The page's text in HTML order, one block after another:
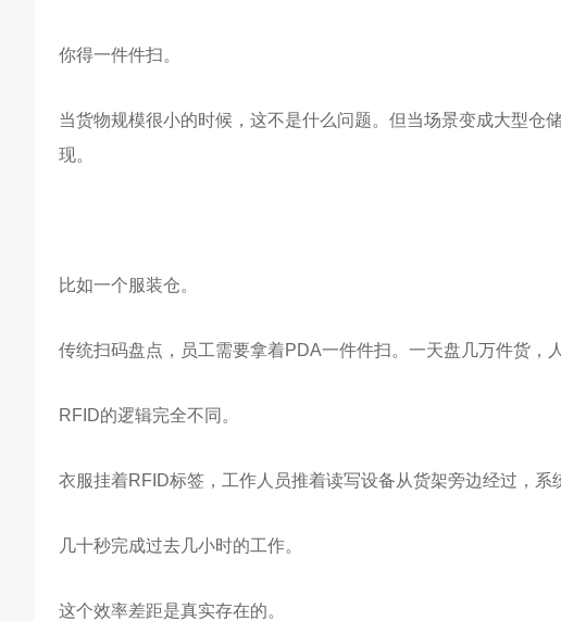
你得一件件扫。
当货物规模很小的时候，这不是什么问题。但当场景变成大型仓
现。
比如一个服装仓。
传统扫码盘点，员工需要拿着PDA一件件扫。一天盘几万件货，
RFID的逻辑完全不同。
衣服挂着RFID标签，工作人员推着读写设备从货架旁边经过，系
几十秒完成过去几小时的工作。
这个效率差距是真实存在的。